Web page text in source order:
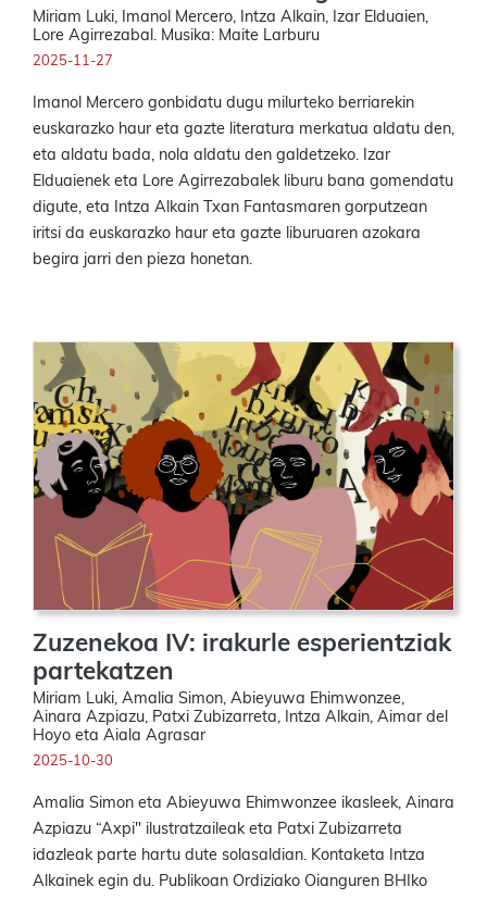
Miriam Luki, Imanol Mercero, Intza Alkain, Izar Elduaien,
Lore Agirrezabal. Musika: Maite Larburu
2025-11-27
Imanol Mercero gonbidatu dugu milurteko berriarekin
euskarazko haur eta gazte literatura merkatua aldatu den,
eta aldatu bada, nola aldatu den galdetzeko. Izar
Elduaienek eta Lore Agirrezabalek liburu bana gomendatu
digute, eta Intza Alkain Txan Fantasmaren gorputzean
iritsi da euskarazko haur eta gazte liburuaren azokara
begira jarri den pieza honetan.
Zuzenekoa IV: irakurle esperientziak
partekatzen
Miriam Luki, Amalia Simon, Abieyuwa Ehimwonzee,
Ainara Azpiazu, Patxi Zubizarreta, Intza Alkain, Aimar del
Hoyo eta Aiala Agrasar
2025-10-30
Amalia Simon eta Abieyuwa Ehimwonzee ikasleek, Ainara
Azpiazu “Axpi" ilustratzaileak eta Patxi Zubizarreta
idazleak parte hartu dute solasaldian. Kontaketa Intza
Alkainek egin du. Publikoan Ordiziako Oianguren BHIko